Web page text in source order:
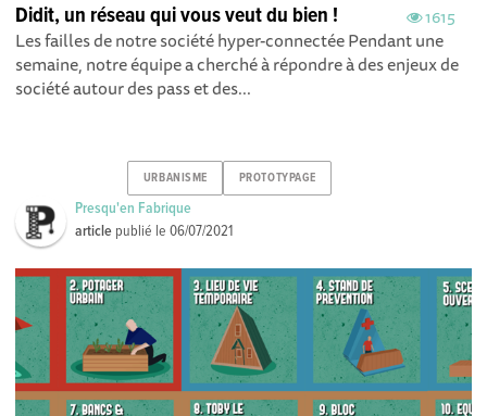
1615
Didit, un réseau qui vous veut du bien !
Les failles de notre société hyper-connectée Pendant une
semaine, notre équipe a cherché à répondre à des enjeux de
société autour des pass et des...
URBANISME PROTOTYPAGE
Presqu'en Fabrique
article publié le06/07/2021